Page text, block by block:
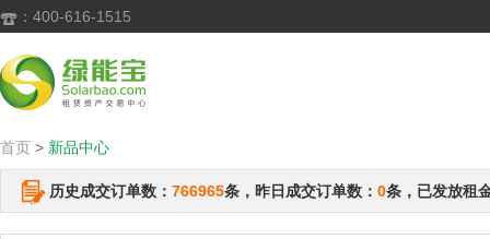
 ：400-616-1515
首页 > 新品中心
历史成交订单数： 766965条，昨日成交订单数： 0条，已发放租